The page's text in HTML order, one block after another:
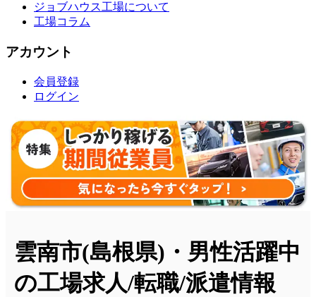
ジョブハウス工場について
工場コラム
アカウント
会員登録
ログイン
雲南市(島根県)・男性活躍中
の工場求人/転職/派遣情報